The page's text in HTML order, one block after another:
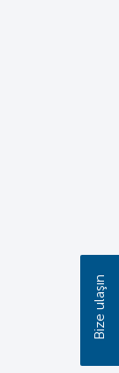
Bize ulaşın